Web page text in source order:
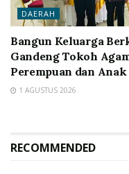
DAERAH
Bangun Keluarga
Gandeng Tokoh
Perempuan dan Anak
1 AGUSTUS 2026
RECOMMENDED